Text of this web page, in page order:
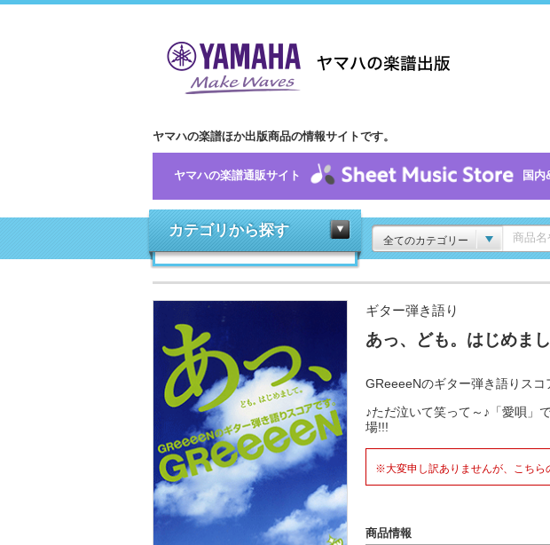
ヤマハの楽譜ほか出版商品の情報サイトです。
ヤマハの楽譜通販サイト 国内
カテゴリから探す
全てのカテゴリー
ギター弾き語り
あっ、ども。はじめまし
GReeeeNのギター弾き語りスコ
♪ただ泣いて笑って～♪「愛唄」
場!!!
※大変申し訳ありませんが、こちら
商品情報